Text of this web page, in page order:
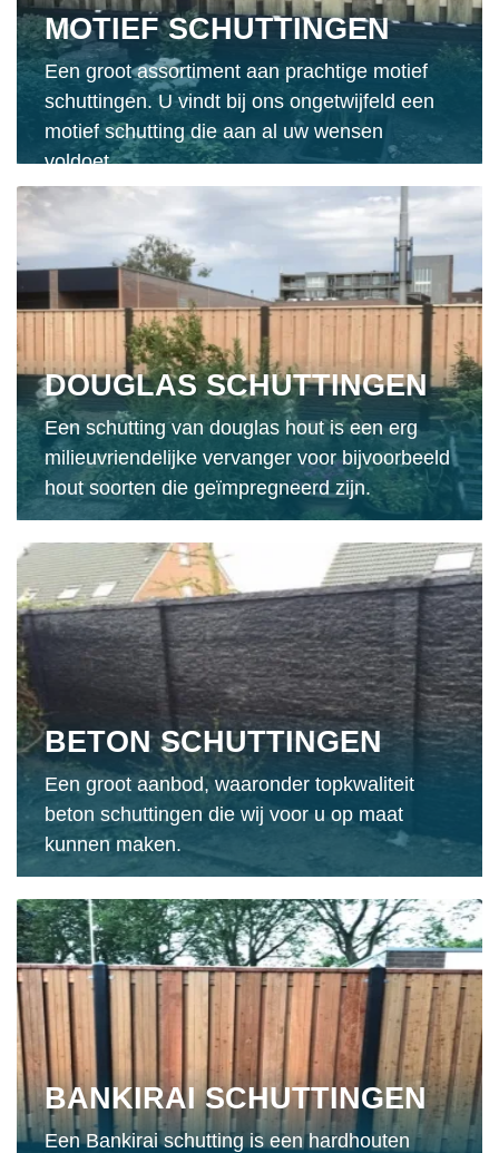
MOTIEF SCHUTTINGEN
Een groot assortiment aan prachtige motief
schuttingen. U vindt bij ons ongetwijfeld een
motief schutting die aan al uw wensen
voldoet.
DOUGLAS SCHUTTINGEN
Een schutting van douglas hout is een erg
milieuvriendelijke vervanger voor bijvoorbeeld
hout soorten die geïmpregneerd zijn.
BETON SCHUTTINGEN
Een groot aanbod, waaronder topkwaliteit
beton schuttingen die wij voor u op maat
kunnen maken.
BANKIRAI SCHUTTINGEN
Een Bankirai schutting is een hardhouten